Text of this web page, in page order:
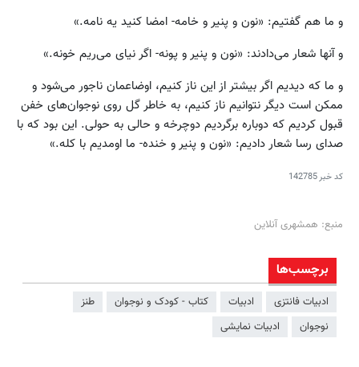
و ما هم گفتیم: «نون و پنیر و خامه- امضا کنید یه نامه.»
و آنها شعار می‌دادند: «نون و پنیر و پونه- اگر نیای می‌ریم خونه.»
و ما که دیدیم اگر بیشتر از این ناز کنیم، اوضاعمان ناجور می‌شود و
ممکن است دیگر نتوانیم ناز کنیم، به خاطر گل روی نوجوان‌های خفن
قبول کردیم که دوباره برگردیم دوچرخه و حالی به حولی. این بود که با
صدای رسا شعار دادیم: «نون و پنیر و خنده- ما اومدیم با کله.»
کد خبر142785
منبع: همشهری آنلاین
برچسب‌ها
ادبیات فانتزی ادبیات کتاب - کودک و نوجوان
طنز
نوجوان
ادبیات نمایشی